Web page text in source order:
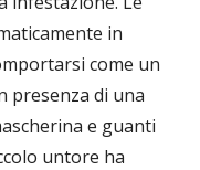
in
come un
presenza di una
e guanti
untore ha